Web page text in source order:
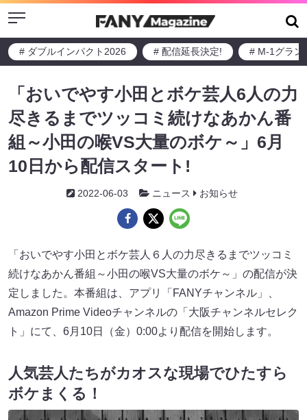
Menu
# ダブルインパクト2026 # 配信延長決定! # M-1グラン
「おいでやす小田とボケ芸人6人の力
尽きるまでツッコミ続けなあかん番
組～小田の喉VS大量のボケ～」6月
10日から配信スタート!
2022-06-03 ニュース お知らせ
「おいでやす小田とボケ芸人６人の力尽きるまでツッコミ
続けなあかん番組～小田の喉VS大量のボケ～」の配信が決
定しました。本番組は、アプリ「FANYチャンネル」、
Amazon Prime Videoチャンネルの「大阪チャンネルセレク
ト」にて、6月10日（金）0:00より配信を開始します。
人気芸人たちがカオスな現場でひたすら
ボケまくる！